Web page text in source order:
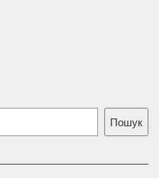
Пошук